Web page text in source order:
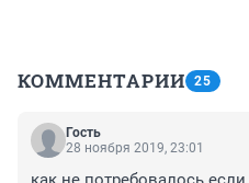
КОММЕНТАРИИ 25
Гость
28 ноября 2019, 23:01